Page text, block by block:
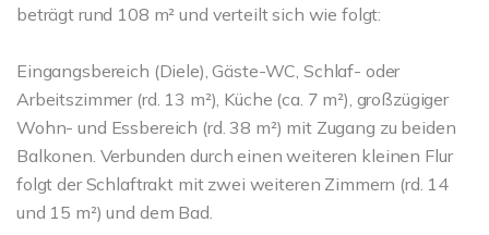
beträgt rund 108 m² und verteilt sich wie folgt:
Eingangsbereich (Diele), Gäste-WC, Schlaf- oder
Arbeitszimmer (rd. 13 m²), Küche (ca. 7 m²), großzügiger
Wohn- und Essbereich (rd. 38 m²) mit Zugang zu beiden
Balkonen. Verbunden durch einen weiteren kleinen Flur
folgt der Schlaftrakt mit zwei weiteren Zimmern (rd. 14
und 15 m²) und dem Bad.